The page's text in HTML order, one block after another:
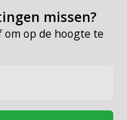
missen?
op de hoogte te